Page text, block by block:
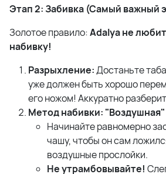
Этап 2: Забивка (Самый важный
Золотое правило:Adalya не
набивку!
Разрыхление:Достаньте
уже должен быть хорошо
его ножом! Аккуратно
Метод набивки: "Воздушная"
Начинайте равномерно
чашу, чтобы он сам
воздушные прослойки.
Не утрамбовывайте!